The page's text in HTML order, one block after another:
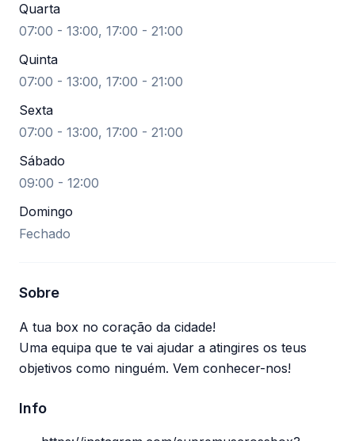
Quarta
07:00 - 13:00, 17:00 - 21:00
Quinta
07:00 - 13:00, 17:00 - 21:00
Sexta
07:00 - 13:00, 17:00 - 21:00
Sábado
09:00 - 12:00
Domingo
Fechado
Sobre
A tua box no coração da cidade!
Uma equipa que te vai ajudar a atingires os teus
objetivos como ninguém. Vem conhecer-nos!
Info